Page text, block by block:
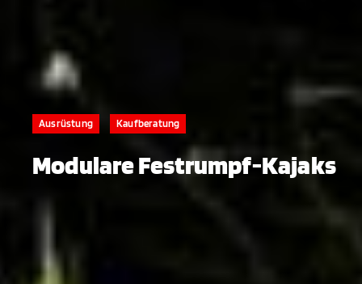
Ausrüstung Kaufberatung
Modulare Festrumpf-Kajaks